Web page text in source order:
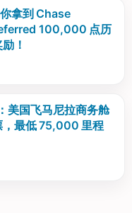
拿到 Chase
100,000 点历
！
美国飞马尼拉商务舱
，最低 75,000 里程